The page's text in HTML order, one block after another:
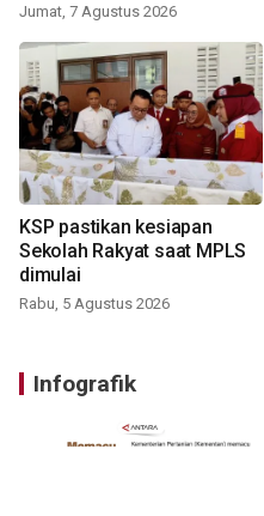
Jumat, 7 Agustus 2026
KSP pastikan kesiapan
Sekolah Rakyat saat MPLS
dimulai
Rabu, 5 Agustus 2026
Infografik